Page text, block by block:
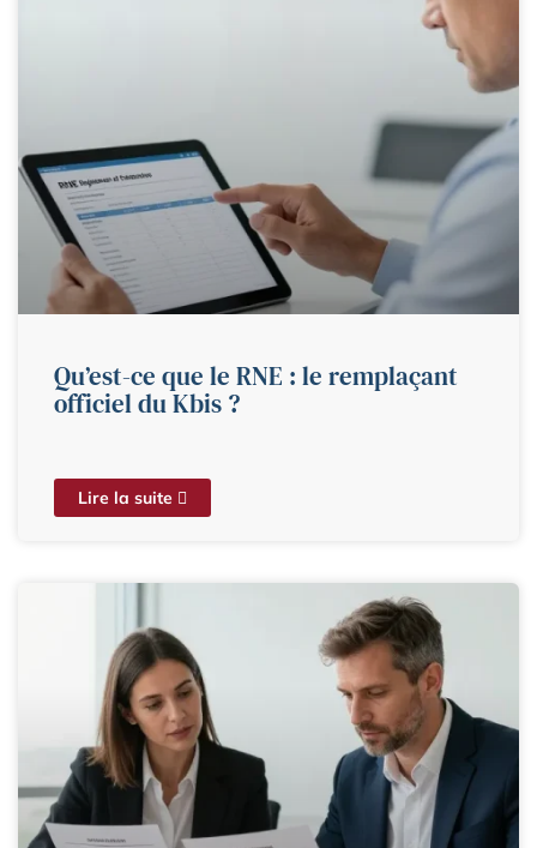
Qu’est-ce que le RNE : le remplaçant
officiel du Kbis ?
Lire la suite